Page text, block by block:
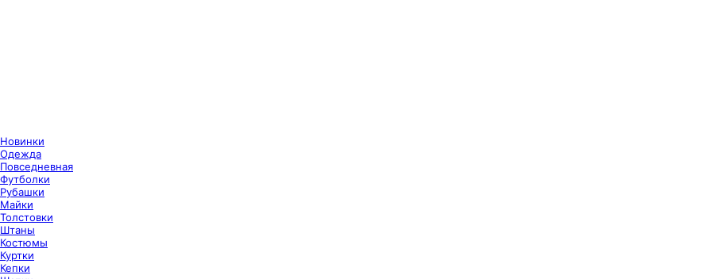
Новинки
Одежда
Повседневная
Футболки
Рубашки
Майки
Толстовки
Штаны
Костюмы
Куртки
Кепки